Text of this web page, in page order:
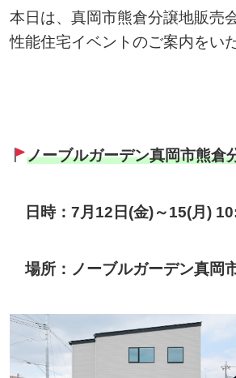
本日は、真岡市熊倉分譲地販売
性能住宅イベントのご案内をい
ノーブルガーデン真岡市熊倉
日時：7月12日(金)～15(月)
場所：ノーブルガーデン真岡